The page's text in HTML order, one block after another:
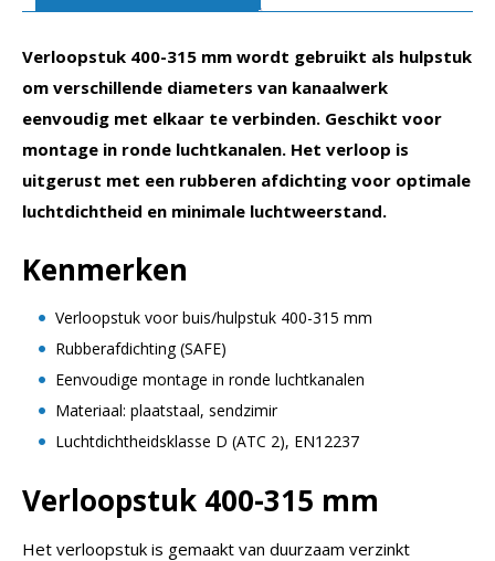
Verloopstuk 400-315 mm wordt gebruikt als hulpstuk
om verschillende diameters van kanaalwerk
eenvoudig met elkaar te verbinden. Geschikt voor
montage in ronde luchtkanalen. Het verloop is
uitgerust met een rubberen afdichting voor optimale
luchtdichtheid en minimale luchtweerstand.
Kenmerken
Verloopstuk voor buis/hulpstuk 400-315 mm
Rubberafdichting (SAFE)
Eenvoudige montage in ronde luchtkanalen
Materiaal: plaatstaal, sendzimir
Luchtdichtheidsklasse D (ATC 2), EN12237
Verloopstuk 400-315 mm
Het verloopstuk is gemaakt van duurzaam verzinkt